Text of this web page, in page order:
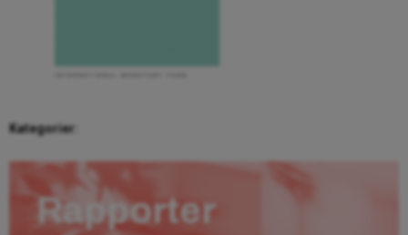
Kategorier:
Rapporter